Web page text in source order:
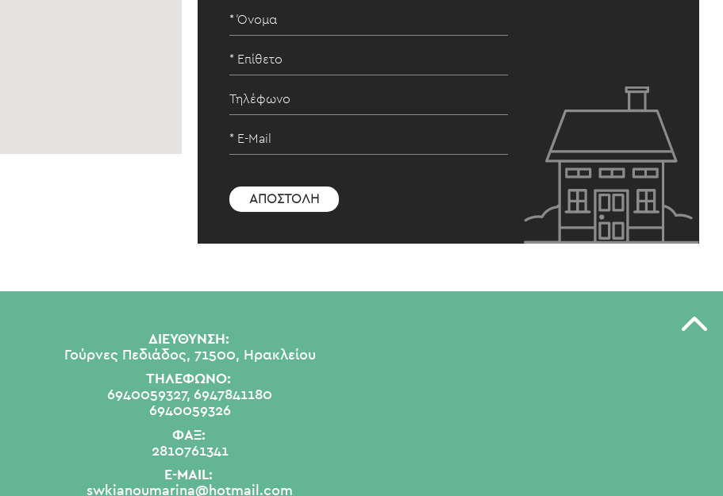
ΔΙΕΥΘΥΝΣΗ:
Γούρνες Πεδιάδος, 71500, Ηρακλείου
ΤΗΛΕΦΩΝΟ:
6940059327, 6947841180
6940059326
ΦΑΞ:
2810761341
E-MAIL:
swkianoumarina@hotmail.com